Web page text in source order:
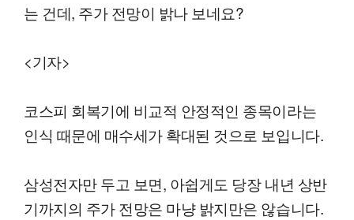
는 건데, 주가 전망이 밝나 보네요?
<기자>
코스피 회복기에 비교적 안정적인 종목이라는
인식 때문에 매수세가 확대된 것으로 보입니다.
삼성전자만 두고 보면, 아쉽게도 당장 내년 상반
기까지의 주가 전망은 마냥 밝지만은 않습니다.